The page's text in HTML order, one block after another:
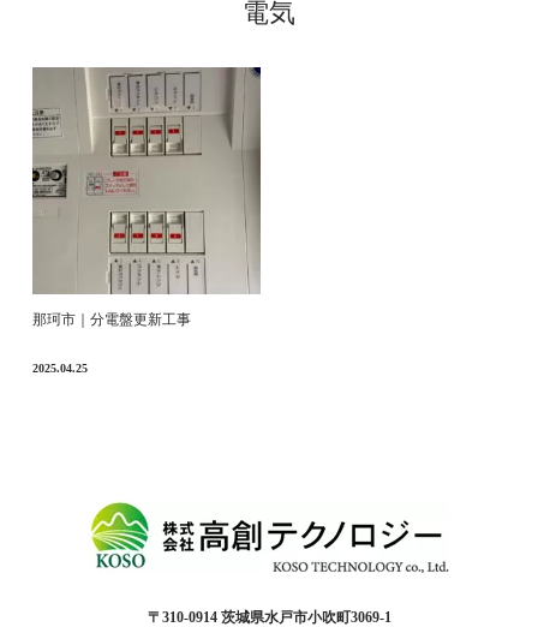
電気
那珂市｜分電盤更新工事
2025.04.25
〒310-0914 茨城県水戸市小吹町3069-1